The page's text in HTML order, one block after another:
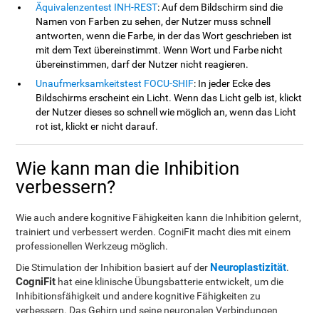
Äquivalenzentest INH-REST: Auf dem Bildschirm sind die
Namen von Farben zu sehen, der Nutzer muss schnell
antworten, wenn die Farbe, in der das Wort geschrieben ist
mit dem Text übereinstimmt. Wenn Wort und Farbe nicht
übereinstimmen, darf der Nutzer nicht reagieren.
Unaufmerksamkeitstest FOCU-SHIF: In jeder Ecke des
Bildschirms erscheint ein Licht. Wenn das Licht gelb ist, klickt
der Nutzer dieses so schnell wie möglich an, wenn das Licht
rot ist, klickt er nicht darauf.
Wie kann man die Inhibition
verbessern?
Wie auch andere kognitive Fähigkeiten kann die Inhibition gelernt,
trainiert und verbessert werden. CogniFit macht dies mit einem
professionellen Werkzeug möglich.
Die Stimulation der Inhibition basiert auf der Neuroplastizität.
CogniFit hat eine klinische Übungsbatterie entwickelt, um die
Inhibitionsfähigkeit und andere kognitive Fähigkeiten zu
verbessern. Das Gehirn und seine neuronalen Verbindungen